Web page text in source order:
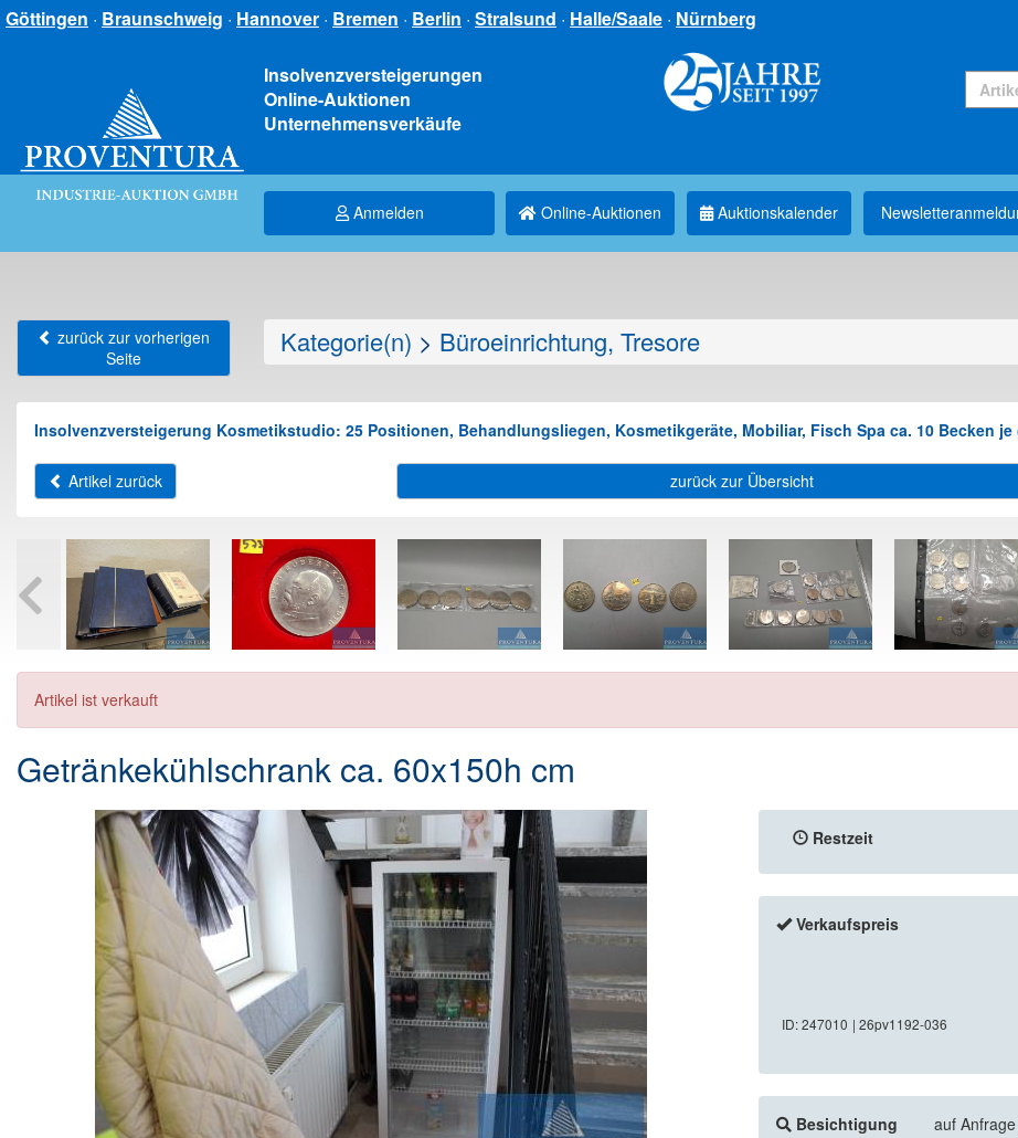
Göttingen · Braunschweig · Hannover · Bremen · Berlin · Stralsund · Halle/Saale · Nürnberg
Insolvenzversteigerungen
Online-Auktionen
Unternehmensverkäufe
Anmelden Online-Auktionen Auktionskalender
zurück zur vorherigen
Seite
Kategorie(n) > Büroeinrichtung, Tresore
Insolvenzversteigerung Kosmetikstudio: 25 Positionen, Behandlungsliegen, Kosmetikgeräte, Mobiliar, Fisch Spa ca. 10 Becken je
Artikel zurück zurück zur Übersicht
Artikel ist verkauft
Getränkekühlschrank ca. 60x150h cm
Restzeit
Verkaufspreis
ID: 247010 | 26pv1192-036
Besichtigung
auf